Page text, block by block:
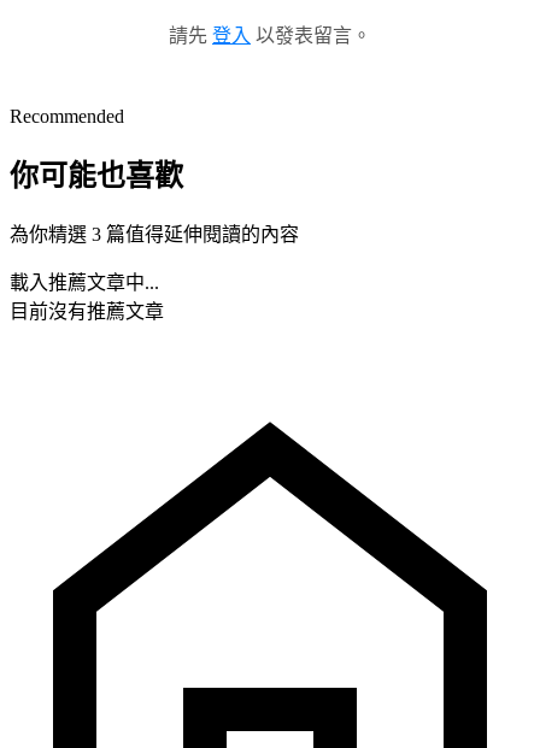
請先 登入 以發表留言。
Recommended
你可能也喜歡
為你精選 3 篇值得延伸閱讀的內容
載入推薦文章中...
目前沒有推薦文章